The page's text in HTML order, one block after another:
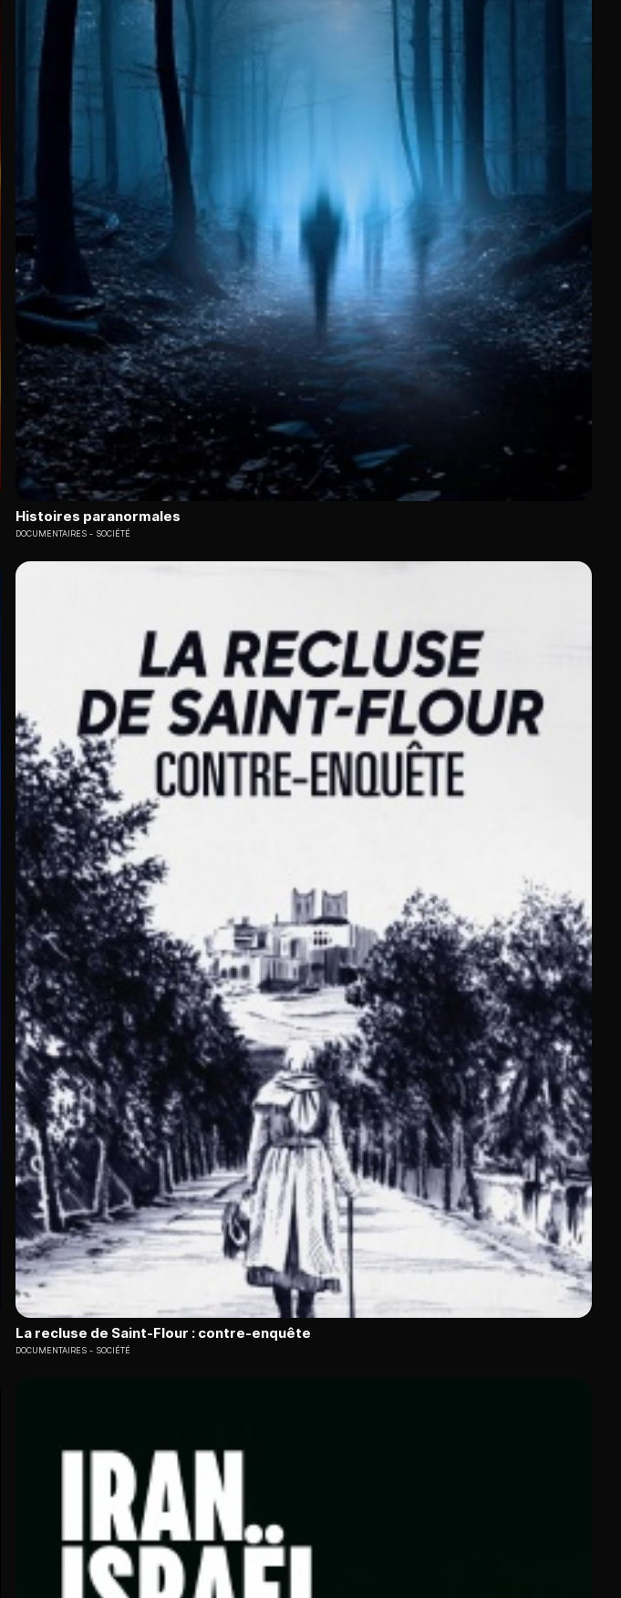
Histoires paranormales
DOCUMENTAIRES SOCIÉTÉ
La recluse de Saint-Flour : contre-enquête
DOCUMENTAIRES SOCIÉTÉ